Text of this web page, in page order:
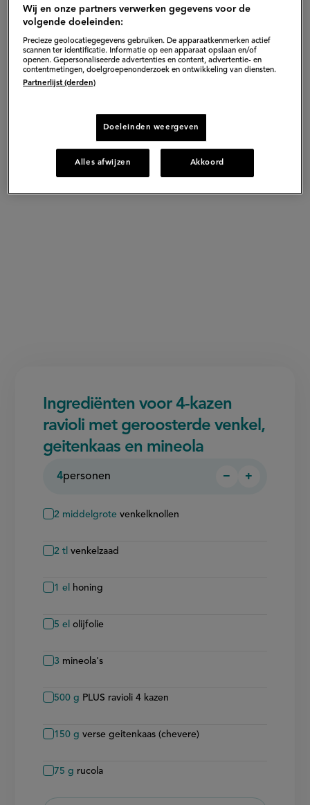
Gepubliceerd op: 31-01-18
Bewerkt op: 13-04-2026
Ingrediënten voor 4-kazen
ravioli met geroosterde venkel,
geitenkaas en mineola
4personen
Persoon
−
Persoon
+
2 middelgrote venkelknollen
2 tl venkelzaad
1 el honing
5 el olijfolie
3 mineola's
500 g PLUS ravioli 4 kazen
150 g verse geitenkaas (chevere)
75 g rucola
Wij en onze partners verwerken gegevens voor de
volgende doeleinden:
Precieze geolocatiegegevens gebruiken. De apparaatkenmerken actief
scannen ter identificatie. Informatie op een apparaat opslaan en/of
openen. Gepersonaliseerde advertenties en content, advertentie- en
contentmetingen, doelgroepenonderzoek en ontwikkeling van diensten.
Partnerlijst (derden)
Doeleinden weergeven
Alles afwijzen Akkoord